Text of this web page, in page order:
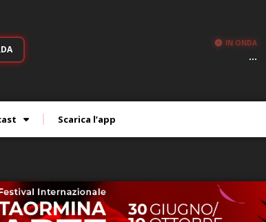
IN ONDA
...
Scarica l’app